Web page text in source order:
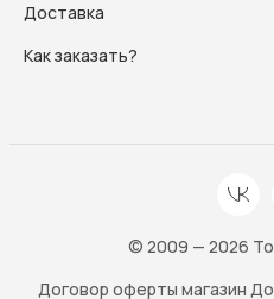
Доставка
Как заказать?
© 2009 — 2026
Договор оферты магазин